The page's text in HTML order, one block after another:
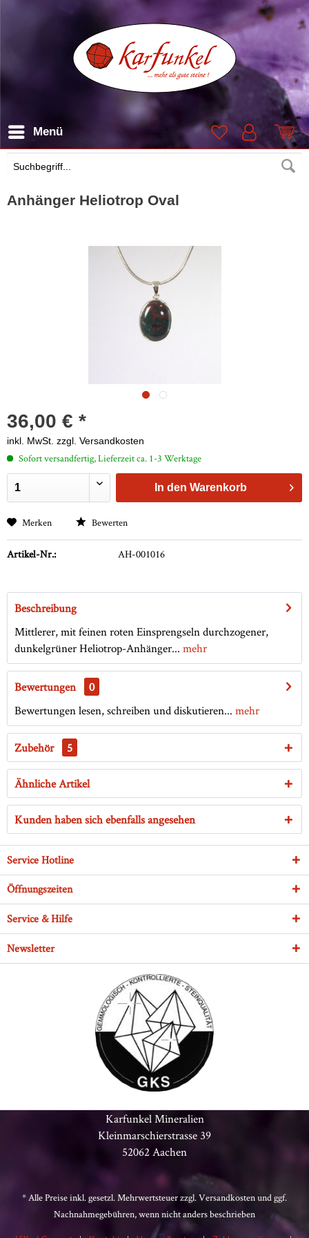
Suchen
Menü
Anhänger Heliotrop Oval
36,00 € *
inkl. MwSt. zzgl. Versandkosten
Sofort versandfertig, Lieferzeit ca. 1-3 Werktage
In den Warenkorb
Merken Bewerten
Artikel-Nr.: AH-001016
Beschreibung
Mittlerer, mit feinen roten Einsprengseln durchzogener,
dunkelgrüner Heliotrop-Anhänger... mehr
Bewertungen
0
Bewertungen lesen, schreiben und diskutieren... mehr
Zubehör 5
Ähnliche Artikel
Kunden haben sich ebenfalls angesehen
Service Hotline
Öffnungszeiten
Service & Hilfe
Newsletter
Karfunkel Mineralien
Kleinmarschierstrasse 39
52062 Aachen
* Alle Preise inkl. gesetzl. Mehrwertsteuer zzgl.Versandkostenund ggf.
Nachnahmegebühren, wenn nicht anders beschrieben